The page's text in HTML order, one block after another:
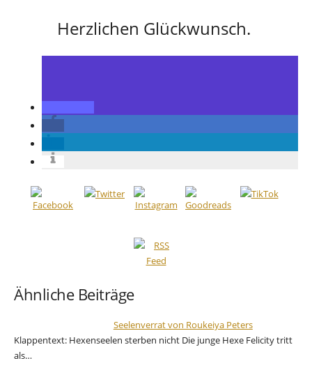
Herzlichen Glückwunsch.
Ähnliche Beiträge
Seelenverrat von Roukeiya Peters
Klappentext: Hexenseelen sterben nicht Die junge Hexe Felicity tritt
als…